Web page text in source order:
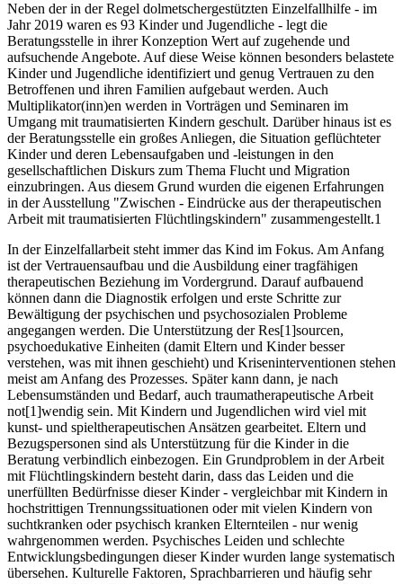
Neben der in der Regel dolmetschergestützten Einzelfallhilfe - im
Jahr 2019 waren es 93 Kinder und Jugendliche - legt die
Beratungsstelle in ihrer Konzeption Wert auf zugehende und
aufsuchende Angebote. Auf diese Weise können besonders belastete
Kinder und Jugendliche identifiziert und genug Vertrauen zu den
Betroffenen und ihren Familien aufgebaut werden. Auch
Multiplikator(inn)en werden in Vorträgen und Seminaren im
Umgang mit traumatisierten Kindern geschult. Darüber hinaus ist es
der Beratungsstelle ein großes Anliegen, die Situation geflüchteter
Kinder und deren Lebensaufgaben und -leistungen in den
gesellschaftlichen Diskurs zum Thema Flucht und Migration
einzubringen. Aus diesem Grund wurden die eigenen Erfahrungen
in der Ausstellung "Zwischen - Eindrücke aus der therapeutischen
Arbeit mit traumatisierten Flüchtlingskindern" zusammengestellt.1
In der Einzelfallarbeit steht immer das Kind im Fokus. Am Anfang
ist der Vertrauensaufbau und die Ausbildung einer tragfähigen
therapeutischen Beziehung im Vordergrund. Darauf aufbauend
können dann die Diagnostik erfolgen und erste Schritte zur
Bewältigung der psychischen und psychosozialen Probleme
angegangen werden. Die Unterstützung der Res[1]sourcen,
psychoedukative Einheiten (damit Eltern und Kinder besser
verstehen, was mit ihnen geschieht) und Kriseninterventionen stehen
meist am Anfang des Prozesses. Später kann dann, je nach
Lebensumständen und Bedarf, auch traumatherapeutische Arbeit
not[1]wendig sein. Mit Kindern und Jugendlichen wird viel mit
kunst- und spieltherapeutischen Ansätzen gearbeitet. Eltern und
Bezugspersonen sind als Unterstützung für die Kinder in die
Beratung verbindlich einbezogen. Ein Grundproblem in der Arbeit
mit Flüchtlingskindern besteht darin, dass das Leiden und die
unerfüllten Bedürfnisse dieser Kinder - vergleichbar mit Kindern in
hochstrittigen Trennungssituationen oder mit vielen Kindern von
suchtkranken oder psychisch kranken Elternteilen - nur wenig
wahrgenommen werden. Psychisches Leiden und schlechte
Entwicklungsbedingungen dieser Kinder wurden lange systematisch
übersehen. Kulturelle Faktoren, Sprachbarrieren und häufig sehr